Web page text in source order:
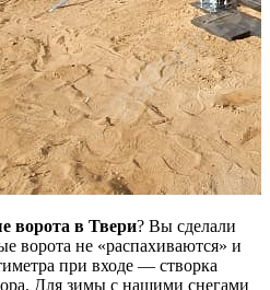
ворота в Твери? Вы сделали
ворота не «распахиваются» и
при входе — створка
Для зимы с нашими снегами